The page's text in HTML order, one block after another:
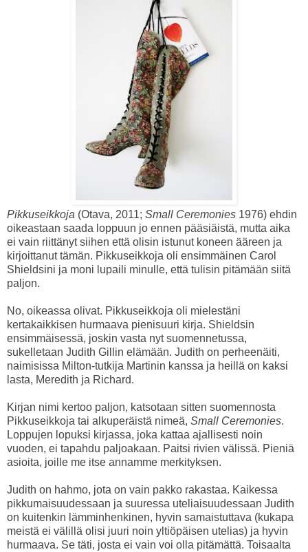
Pikkuseikkoja (Otava, 2011; Small Ceremonies 1976) ehdin
oikeastaan saada loppuun jo ennen pääsiäistä, mutta aika
ei vain riittänyt siihen että olisin istunut koneen ääreen ja
kirjoittanut tämän. Pikkuseikkoja oli ensimmäinen Carol
Shieldsini ja moni lupaili minulle, että tulisin pitämään siitä
paljon.
No, oikeassa olivat. Pikkuseikkoja oli mielestäni
kertakaikkisen hurmaava pienisuuri kirja. Shieldsin
ensimmäisessä, joskin vasta nyt suomennetussa,
sukelletaan Judith Gillin elämään. Judith on perheenäiti,
naimisissa Milton-tutkija Martinin kanssa ja heillä on kaksi
lasta, Meredith ja Richard.
Kirjan nimi kertoo paljon, katsotaan sitten suomennosta
Pikkuseikkoja tai alkuperäistä nimeä, Small Ceremonies.
Loppujen lopuksi kirjassa, joka kattaa ajallisesti noin
vuoden, ei tapahdu paljoakaan. Paitsi rivien välissä. Pieniä
asioita, joille me itse annamme merkityksen.
Judith on hahmo, jota on vain pakko rakastaa. Kaikessa
pikkumaisuudessaan ja suuressa uteliaisuudessaan Judith
on kuitenkin lämminhenkinen, hyvin samaistuttava (kukapa
meistä ei välillä olisi juuri noin yltiöpäisen utelias) ja hyvin
hurmaava. Se täti, josta ei vain voi olla pitämättä. Toisaalta